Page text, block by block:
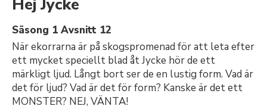
Hej Jycke
Säsong 1 Avsnitt 12
När ekorrarna är på skogspromenad för att leta efter
ett mycket speciellt blad åt Jycke hör de ett
märkligt ljud. Långt bort ser de en lustig form. Vad är
det för ljud? Vad är det för form? Kanske är det ett
MONSTER? NEJ, VÄNTA!